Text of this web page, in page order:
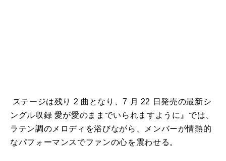
ステージは残り 2 曲となり、7 月 22 日発売の最新シ
ングル収録 愛が愛のままでいられますように』では、
ラテン調のメロディを浴びながら、メンバーが情熱的
なパフォーマンスでファンの心を震わせる。